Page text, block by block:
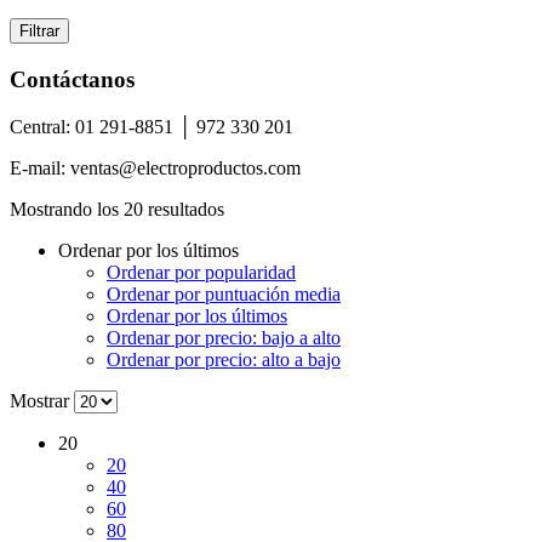
Filtrar
Contáctanos
Central: 01 291-8851 │ 972 330 201
E-mail: ventas@electroproductos.com
Mostrando los 20 resultadosOrdenado
los
últimos
Ordenar por los últimos
Ordenar por popularidad
Ordenar por puntuación media
Ordenar por los últimos
Ordenar por precio: bajo a alto
Ordenar por precio: alto a bajo
Mostrar
20
20
40
60
80